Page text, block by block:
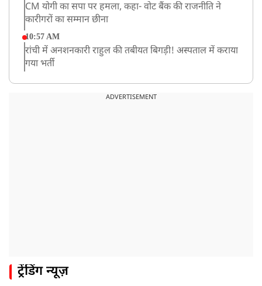
CM योगी का सपा पर हमला, कहा- वोट बैंक की राजनीति ने
कारीगरों का सम्मान छीना
10:57 AM
रांची में अनशनकारी राहुल की तबीयत बिगड़ी! अस्पताल में कराया
गया भर्ती
CBI का बड़ा खुलासा, NTA के एक्सपर्ट्स ने ही लीक कराया
ADVERTISEMENT
ट्रेंडिंग न्यूज़